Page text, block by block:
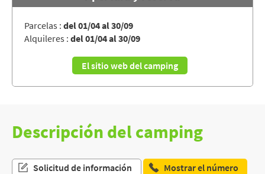
El camping SANT MIQUEL,
Parcelas : del 01/04 al 30/09
Alquileres : del 01/04 al 30/09
El sitio web del camping
Descripción del camping
Solicitud de información
Mostrar el número